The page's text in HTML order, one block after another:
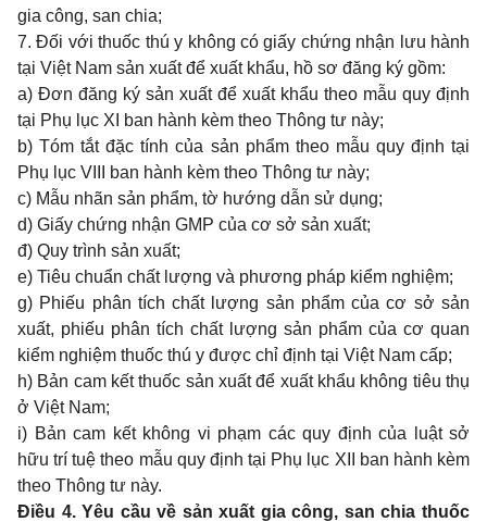
gia công, san chia;
7. Đối với thuốc thú y không có giấy chứng nhận lưu hành
tại Việt Nam sản xuất để xuất khẩu, hồ sơ đăng ký gồm:
a) Đơn đăng ký sản xuất để xuất khẩu theo mẫu quy định
tại Phụ lục XI
ban hành kèm theo Thông tư này;
b) Tóm tắt đặc tính của sản phẩm theo mẫu quy định tại
Phụ lục VIII
ban hành kèm theo Thông tư này;
c) Mẫu nhãn sản phẩm, tờ hướng dẫn sử dụng;
d) Giấy chứng nhận GMP của cơ sở sản xuất;
đ) Quy trình sản xuất;
e) Tiêu chuẩn chất lượng và phương pháp kiểm nghiệm;
g) Phiếu phân tích chất lượng sản phẩm của cơ sở sản
xuất, phiếu phân tích chất lượng sản phẩm của cơ quan
kiểm nghiệm thuốc thú y được chỉ định tại Việt Nam cấp;
h) Bản cam kết thuốc sản xuất để xuất khẩu không tiêu thụ
ở Việt Nam;
i) Bản cam kết không vi phạm các quy định của luật sở
hữu trí tuệ theo mẫu quy định tại Phụ lục XII
ban hành kèm
theo Thông tư này.
Điều 4. Yêu cầu về sản xuất gia công, san chia thuốc